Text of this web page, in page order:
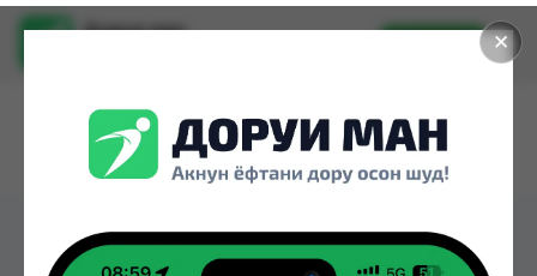
✕
Доруи ман
Установить